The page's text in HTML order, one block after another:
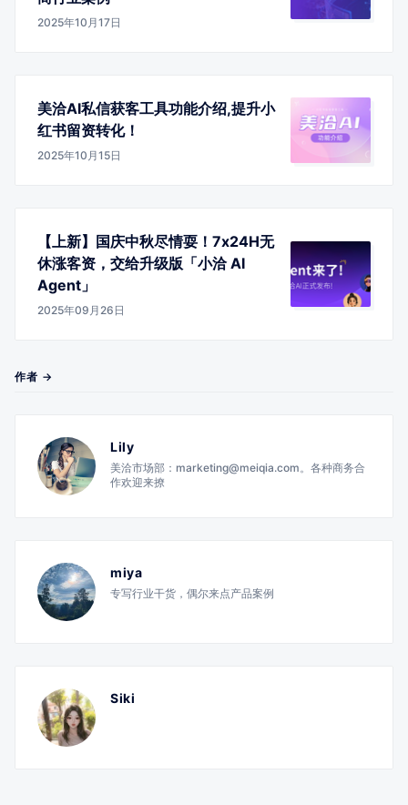
2025年10月17日
美洽AI私信获客工具功能介绍,提升小
红书留资转化！
2025年10月15日
【上新】国庆中秋尽情耍！7x24H无
休涨客资，交给升级版「小洽 AI
Agent」
2025年09月26日
作者 →
Lily
美洽市场部：marketing@meiqia.com。各种商务合
作欢迎来撩
miya
专写行业干货，偶尔来点产品案例
Siki